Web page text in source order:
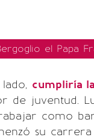
el Papa
cumpliría
de juventud.
como
su carrera